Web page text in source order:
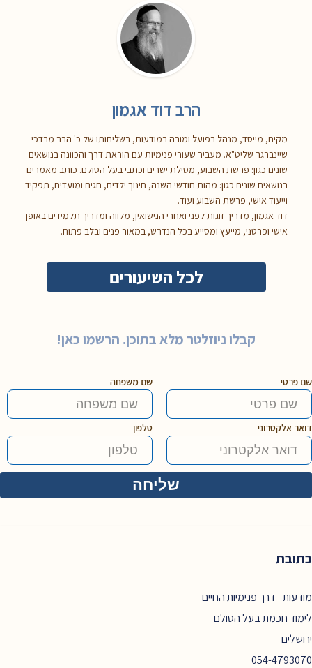
הרב דוד אגמון
מקים, מייסד, מנהל בפועל ומורה במודעות, בשליחותו של כ' הרב מרדכי
שיינברגר שליט"א. מעביר שעורי פנימיות עם הוראת דרך והכוונה בנושאים
שונים כגון: פרשת השבוע, מסילת ישרים וכתבי בעל הסולם. כותב מאמרים
בנושאים שונים כגון: מהות חודשי השנה, חינוך ילדים, חגים ומועדים, תפקיד
וייעוד אישי, פרשת השבוע ועוד.
דוד אגמון, מדריך זוגות לפני ואחרי הנישואין, מלווה ומדריך תלמידים באופן
אישי ופרטני, מייעץ ומסייע בכל הנדרש, במאור פנים ובלב פתוח.
לכל השיעורים
קבלו ניוזלטר מלא בתוכן. הרשמו כאן!
שם פרטי שם משפחה
דואר אלקטרוני טלפון
כתובת
מודעות - דרך פנימיות החיים
לימוד חכמת בעל הסולם
ירושלים
054-4793070